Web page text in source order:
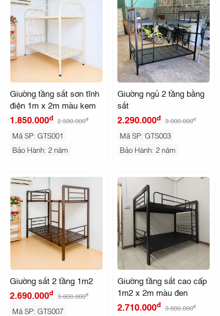
Giường tầng sắt sơn tĩnh
điện 1m x 2m màu kem
1.850.000đ 2.500.000đ
Mã SP: GTS001
Bảo Hành: 2 năm
Giường ngủ 2 tầng bằng
sắt
2.290.000đ 3.000.000đ
Mã SP: GTS003
Bảo Hành: 2 năm
Giường sắt 2 tầng 1m2
2.690.000đ 3.600.000đ
Mã SP: GTS007
Giường tầng sắt cao cấp
1m2 x 2m màu đen
2.710.000đ 3.600.000đ